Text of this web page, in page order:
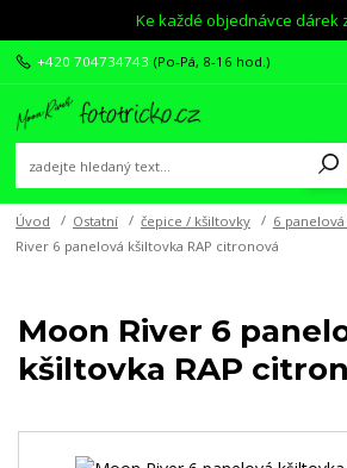
Ke každé objednávce dárek
+420 704734743 (Po-Pá, 8-16 hod.)
Úvod Ostatní čepice / kšiltovky 6 panelová
River 6 panelová kšiltovka RAP citronová
Moon River 6
kšiltovka RAP